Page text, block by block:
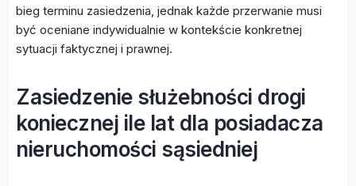
bieg terminu zasiedzenia, jednak każde przerwanie musi
być oceniane indywidualnie w kontekście konkretnej
sytuacji faktycznej i prawnej.
Zasiedzenie służebności drogi
koniecznej ile lat dla posiadacza
nieruchomości sąsiedniej